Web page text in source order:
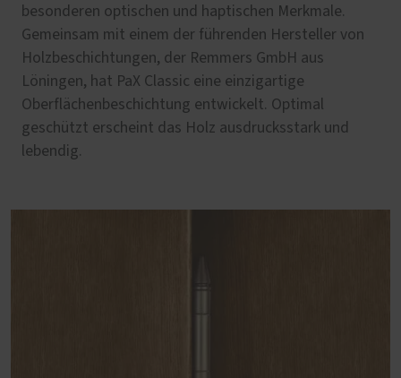
besonderen optischen und haptischen Merkmale.
Gemeinsam mit einem der führenden Hersteller von
Holzbeschichtungen, der Remmers GmbH aus
Löningen, hat PaX Classic eine einzigartige
Oberflächenbeschichtung entwickelt. Optimal
geschützt erscheint das Holz ausdrucksstark und
lebendig.